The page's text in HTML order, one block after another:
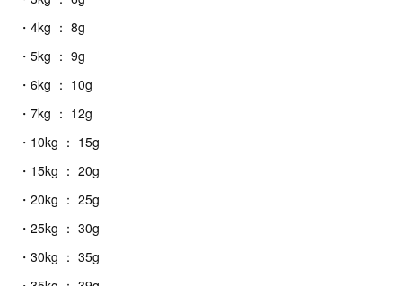
・4kg ： 8g
・5kg ： 9g
・6kg ： 10g
・7kg ： 12g
・10kg ： 15g
・15kg ： 20g
・20kg ： 25g
・25kg ： 30g
・30kg ： 35g